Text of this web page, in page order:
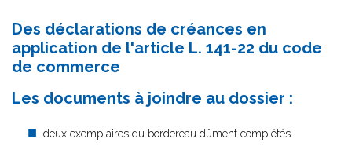
Des déclarations de créances en
application de l'article L. 141-22 du code
de commerce
Les documents à joindre au dossier :
deux exemplaires du bordereau dûment complétés